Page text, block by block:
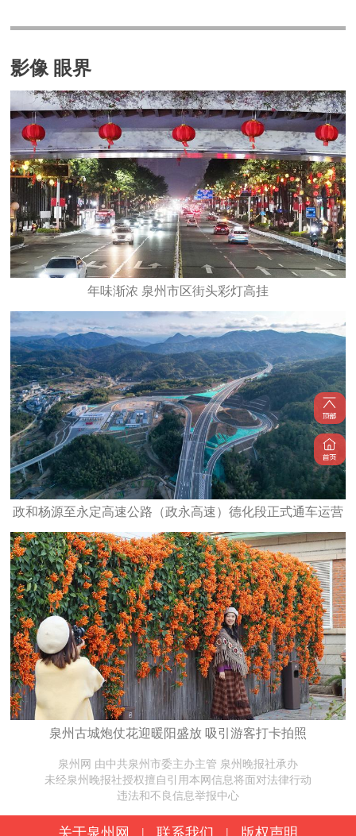
影像 眼界
年味渐浓 泉州市区街头彩灯高挂
政和杨源至永定高速公路（政永高速）德化段正式通车运营
泉州古城炮仗花迎暖阳盛放 吸引游客打卡拍照
泉州网 由中共泉州市委主办主管 泉州晚报社承办
未经泉州晚报社授权擅自引用本网信息将面对法律行动
违法和不良信息举报中心
关于泉州网 | 联系我们 | 版权声明